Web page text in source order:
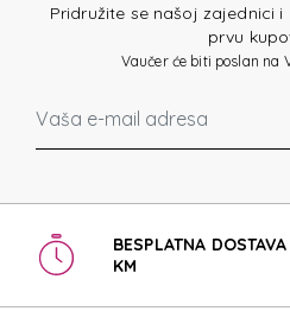
Pridružite se našoj zajednici
prvu
Vaučer će biti poslan na
BESPLATNA
KM